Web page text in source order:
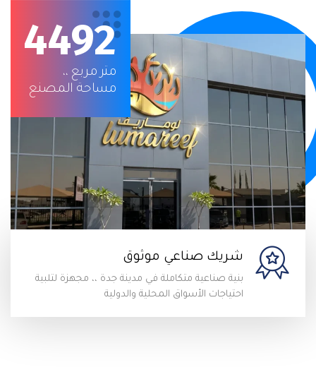
4492
متر مربع ،،
مساحة المصنع
شريك صناعي موثوق
بنية صناعية متكاملة في مدينة جدة ،، مجهزة لتلبية
احتياجات الأسواق المحلية والدولية